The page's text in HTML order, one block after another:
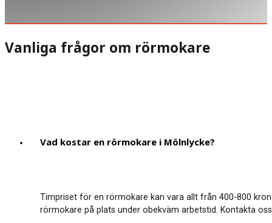
Vanliga frågor om rörmokare
Vad kostar en rörmokare i Mölnlycke?
Timpriset för en rörmokare kan vara allt från 400-800
rörmokare på plats under obekväm arbetstid. Kontakta